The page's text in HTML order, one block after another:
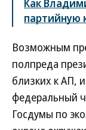
Как
партийную
Возможным
полпреда
близких к АП,
федеральный
Госдумы по